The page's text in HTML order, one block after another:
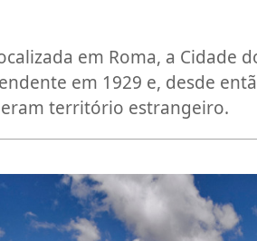
em Roma, a Cidade
em 1929 e, desde
território estrangeiro.